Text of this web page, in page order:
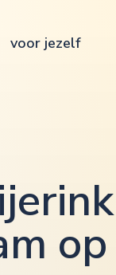
voor jezelf
op